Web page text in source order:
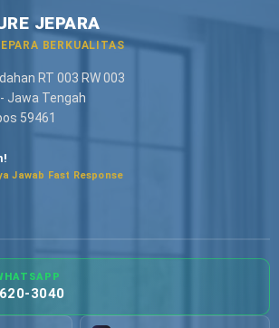
JEPARA
BERKUALITAS
RT 003 RW 003
Jawa Tengah
59461
Jawab Fast Response
3040